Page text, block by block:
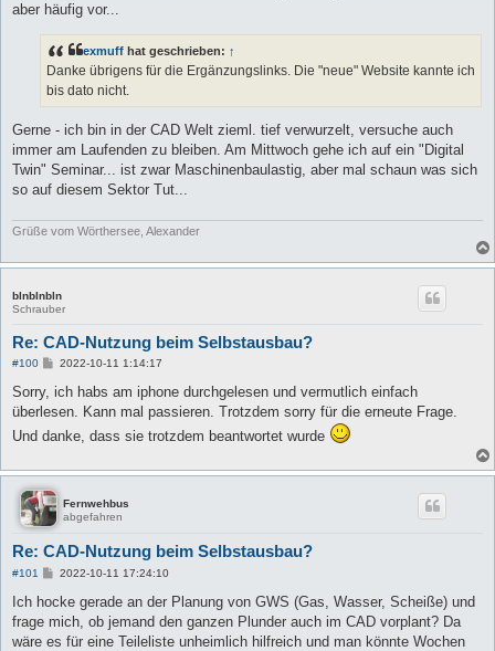
aber häufig vor...
exmuff hat geschrieben: ↑
Danke übrigens für die Ergänzungslinks. Die "neue" Website kannte ich
bis dato nicht.
Gerne - ich bin in der CAD Welt zieml. tief verwurzelt, versuche auch
immer am Laufenden zu bleiben. Am Mittwoch gehe ich auf ein "Digital
Twin" Seminar... ist zwar Maschinenbaulastig, aber mal schaun was sich
so auf diesem Sektor Tut...
Grüße vom Wörthersee, Alexander
blnblnbln
Schrauber
Re: CAD-Nutzung beim Selbstausbau?
#100
B
i
r
g
2022-10-11 1:14:17
Sorry, ich habs am iphone durchgelesen und vermutlich einfach
überlesen. Kann mal passieren. Trotzdem sorry für die erneute Frage.
Und danke, dass sie trotzdem beantwortet wurde
Fernwehbus
abgefahren
Re: CAD-Nutzung beim Selbstausbau?
#101
B
i
r
a
2022-10-11 17:24:10
Ich hocke gerade an der Planung von GWS (Gas, Wasser, Scheiße) und
frage mich, ob jemand den ganzen Plunder auch im CAD vorplant? Da
wäre es für eine Teileliste unheimlich hilfreich und man könnte Wochen